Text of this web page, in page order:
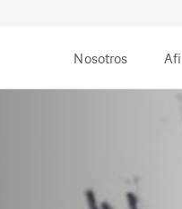
Nosotros